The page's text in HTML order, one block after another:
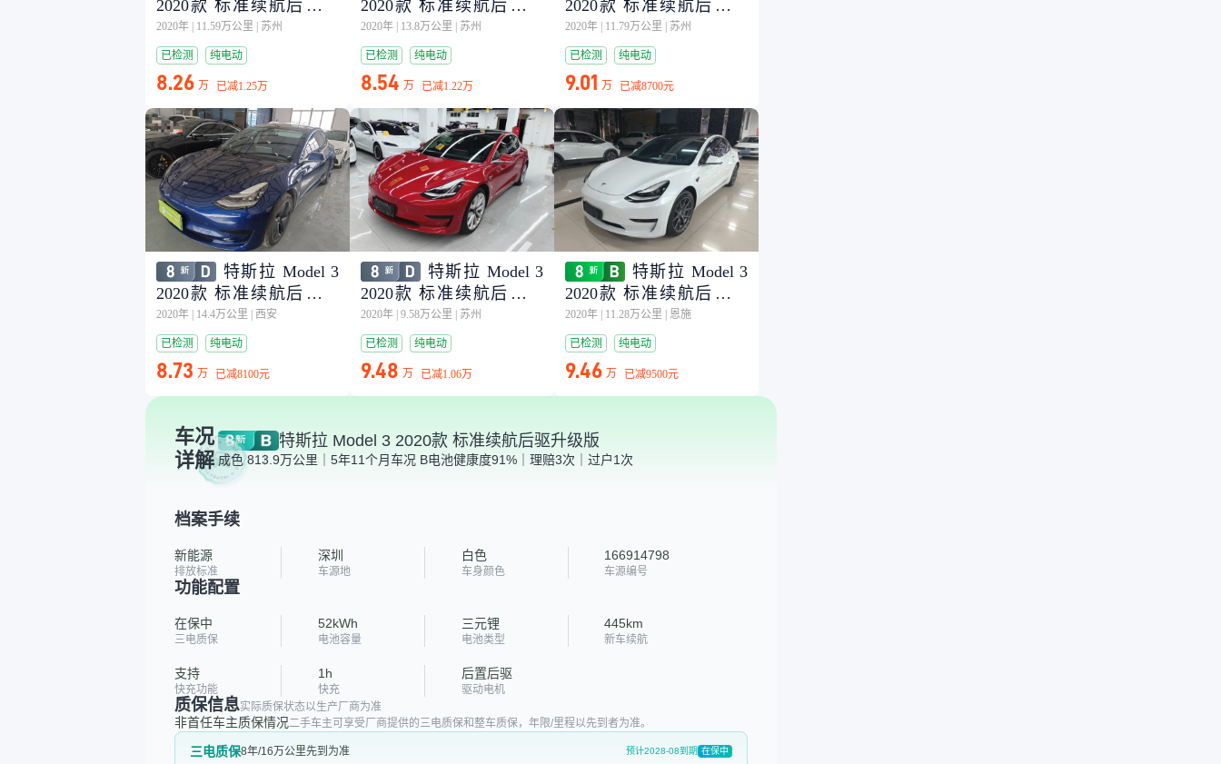
2020款 标准续航后驱升
级版
2020年 11.59万公里 苏州
已检测 纯电动
8.26 万 已减1.25万
2020款 标准续航后驱升
级版
2020年 13.8万公里 苏州
已检测 纯电动
8.54 万 已减1.22万
2020款 标准续航后驱升
级版
2020年 11.79万公里 苏州
已检测 纯电动
9.01 万 已减8700元
特斯拉 Model 3
2020款 标准续航后驱升
级版
2020年 14.4万公里 西安
已检测 纯电动
8.73 万 已减8100元
特斯拉 Model 3
2020款 标准续航后驱升
级版
2020年 9.58万公里 苏州
已检测 纯电动
9.48 万 已减1.06万
特斯拉 Model 3
2020款 标准续航后驱升
级版
2020年 11.28万公里 恩施
已检测 纯电动
9.46 万 已减9500元
车况
详解
特斯拉 Model 3 2020款 标准续航后驱升级版
成色 813.9万公里｜5年11个月车况 B电池健康度91%｜理赔3次｜过户1次
档案手续
新能源
排放标准
深圳
车源地
白色
车身颜色
166914798
车源编号
功能配置
在保中
三电质保
52kWh
电池容量
三元锂
电池类型
445km
新车续航
支持
快充功能
1h
快充
后置后驱
驱动电机
质保信息实际质保状态以生产厂商为准
非首任车主质保情况二手车主可享受厂商提供的三电质保和整车质保，年限/里程以先到者为准。
三电质保8年/16万公里先到为准 预计2028-08到期 在保中